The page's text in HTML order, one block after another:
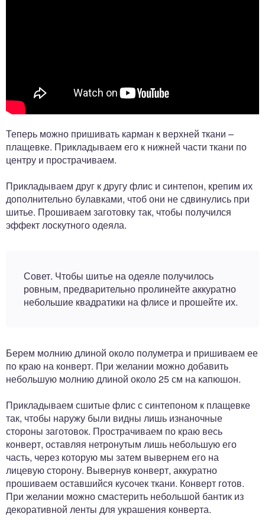
Теперь можно пришивать карман к верхней ткани –
плащевке. Прикладываем его к нижней части ткани по
центру и прострачиваем.
Прикладываем друг к другу флис и синтепон, крепим их
дополнительно булавками, чтоб они не сдвинулись при
шитье. Прошиваем заготовку так, чтобы получился
эффект лоскутного одеяла.
Совет. Чтобы шитье на одеяле получилось
ровным, предварительно пролинейте аккуратно
небольшие квадратики на флисе и прошейте их.
Берем молнию длиной около полуметра и пришиваем ее
по краю на конверт. При желании можно добавить
небольшую молнию длиной около 25 см на капюшон.
Прикладываем сшитые флис с синтепоном к плащевке
так, чтобы наружу были видны лишь изнаночные
стороны заготовок. Прострачиваем по краю весь
конверт, оставляя нетронутым лишь небольшую его
часть, через которую мы затем вывернем его на
лицевую сторону. Вывернув конверт, аккуратно
прошиваем оставшийся кусочек ткани. Конверт готов.
При желании можно смастерить небольшой бантик из
декоративной ленты для украшения конверта.